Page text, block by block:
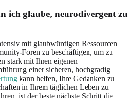
ich glaube, neurodivergent zu
mit glaubwürdigen Ressourcen
Foren zu beschäftigen, um zu
stark mit Ihren eigenen
einer sicheren, hochgradig
kann helfen, Ihre Gedanken zu
in Ihrem täglichen Leben zu
ist der beste nächste Schritt die